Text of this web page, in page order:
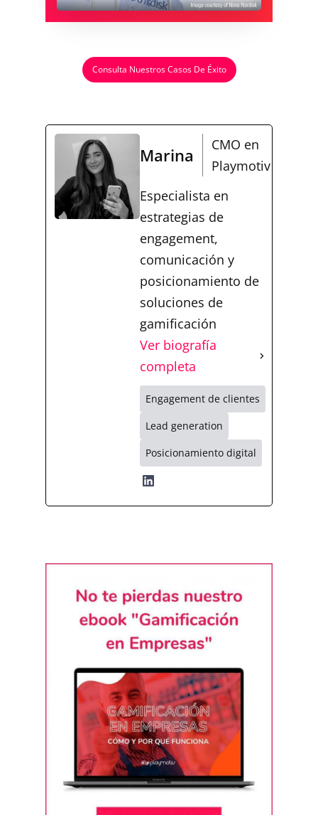
Consulta Nuestros Casos De Éxito
Marina
CMO en
Playmotiv
Especialista en
estrategias de
engagement,
comunicación y
posicionamiento de
soluciones de
gamificación
Ver biografía
completa
Engagement de clientes
Lead generation
Posicionamiento digital